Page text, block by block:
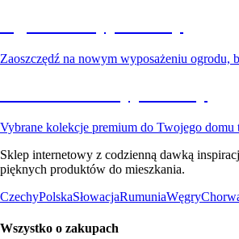
Zaoszczędź na nowym wyposażeniu ogrodu,
Vybrane kolekcje premium do Twojego domu
Sklep internetowy z codzienną dawką
pięknych produktów do mieszkania.
CzechyPolskaSłowacjaRumuniaWęgry
Wszystko o zakupach